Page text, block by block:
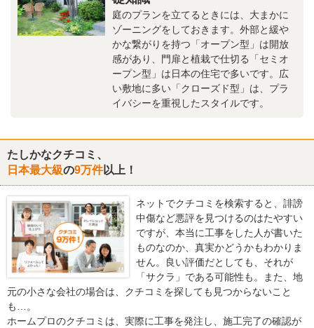
庭のプランを立てるときには、大まかに
ゾーニングをしておきます。外部と緩や
かな繋がりを持つ「オープン型」は開放
感があり、門扉と植栽で仕切る「セミオ
ープン型」は日本の住宅で多いです。広
い敷地に多い「クローズド型」は、プラ
イバシーを重視したスタイルです。
たしかなクチコミ、
日本最大級の9万件以上！
ネットでクチコミを検索すると、誹謗
中傷など悪評を見つけるのはたやすい
ですが、本当に工事をした人が書いた
ものなのか、真実かどうかもわかりま
せん。良い評価だとしても、それが
「サクラ」である可能性も。また、地
元の小さな会社の場合は、クチコミを探しても見つからないこと
も…。
ホームプロのクチコミは、実際に工事を発注し、施工完了の確認が